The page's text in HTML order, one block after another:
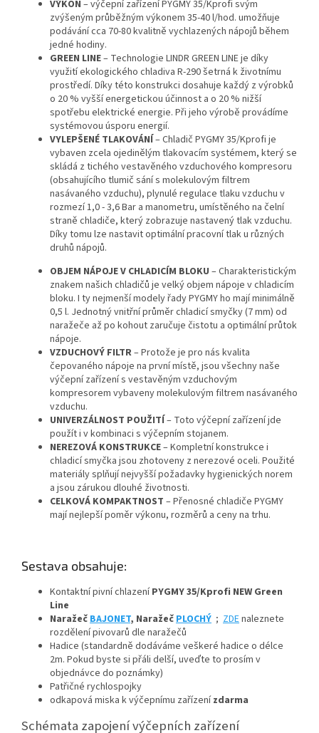
VÝKON – výčepní zařízení PYGMY 35/Kprofi svým
zvýšeným průběžným výkonem 35-40 l/hod. umožňuje
podávání cca 70-80 kvalitně vychlazených nápojů během
jedné hodiny.
GREEN LINE– Technologie LINDR GREEN LINE je díky
využití ekologického chladiva R-290 šetrná k životnímu
prostředí. Díky této konstrukci dosahuje každý z výrobků
o 20 % vyšší energetickou účinnost a o 20 % nižší
spotřebu elektrické energie. Při jeho výrobě provádíme
systémovou úsporu energií.
VYLEPŠENÉ TLAKOVÁNÍ– Chladič PYGMY 35/Kprofi je
vybaven zcela ojedinělým tlakovacím systémem, který se
skládá z tichého vestavěného vzduchového kompresoru
(obsahujícího tlumič sání s molekulovým filtrem
nasávaného vzduchu), plynulé regulace tlaku vzduchu v
rozmezí 1,0 - 3,6 Bar a manometru, umístěného na čelní
straně chladiče, který zobrazuje nastavený tlak vzduchu.
Díky tomu lze nastavit optimální pracovní tlak u různých
druhů nápojů.
OBJEM NÁPOJE V CHLADICÍM BLOKU – Charakteristickým
znakem našich chladičů je velký objem nápoje v chladicím
bloku. I ty nejmenší modely řady PYGMY ho mají minimálně
0,5 l. Jednotný vnitřní průměr chladicí smyčky (7 mm) od
naražeče až po kohout zaručuje čistotu a optimální průtok
nápoje.
VZDUCHOVÝ FILTR– Protože je pro nás kvalita
čepovaného nápoje na první místě, jsou všechny naše
výčepní zařízení s vestavěným vzduchovým
kompresorem vybaveny molekulovým filtrem nasávaného
vzduchu.
UNIVERZÁLNOST POUŽITÍ– Toto výčepní zařízení jde
použít i v kombinaci s výčepním stojanem.
NEREZOVÁ KONSTRUKCE– Kompletní konstrukce i
chladicí smyčka jsou zhotoveny z nerezové oceli. Použité
materiály splňují nejvyšší požadavky hygienických norem
a jsou zárukou dlouhé životnosti.
CELKOVÁ KOMPAKTNOST – Přenosné chladiče PYGMY
mají nejlepší poměr výkonu, rozměrů a ceny na trhu.
Sestava obsahuje:
Kontaktní pivní chlazeníPYGMY 35/Kprofi NEW Green
Line
NaražečBAJONET, NaražečPLOCHÝ ; ZDEnaleznete
rozdělení pivovarů dle naražečů
Hadice (standardně dodáváme veškeré hadice o délce
2m. Pokud byste si přáli delší, uveďte to prosím v
objednávce do poznámky)
Patřičné rychlospojky
odkapová miska k výčepnímu zařízenízdarma
Schémata zapojení výčepních zařízení